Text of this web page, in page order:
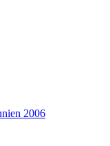
2006